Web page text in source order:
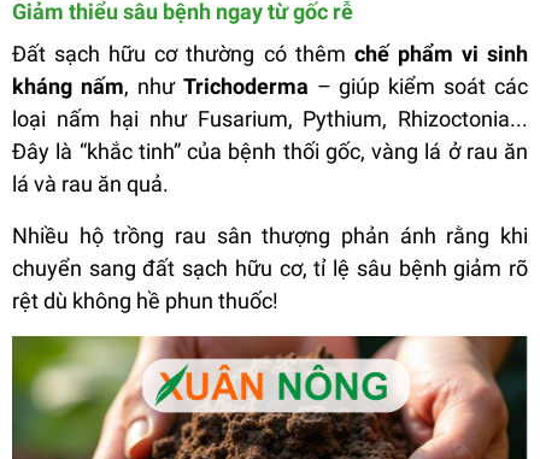
Giảm thiểu sâu bệnh ngay từ gốc rễ
Đất sạch hữu cơ thường có thêm chế phẩm vi sinh
kháng nấm, như Trichoderma – giúp kiểm soát các
loại nấm hại như Fusarium, Pythium, Rhizoctonia...
Đây là “khắc tinh” của bệnh thối gốc, vàng lá ở rau ăn
lá và rau ăn quả.
Nhiều hộ trồng rau sân thượng phản ánh rằng khi
chuyển sang đất sạch hữu cơ, tỉ lệ sâu bệnh giảm rõ
rệt dù không hề phun thuốc!